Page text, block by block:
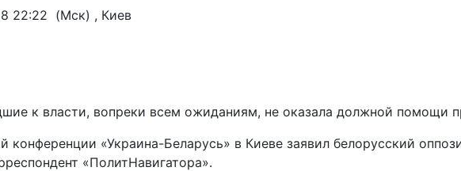
22:22 (Мск) , Киев
к власти, вопреки всем ожиданиям, не оказала должной помощи
«Украина-Беларусь» в Киеве заявил белорусский
«ПолитНавигатора».